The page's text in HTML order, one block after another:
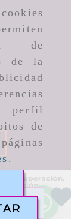
de
de la
de
.